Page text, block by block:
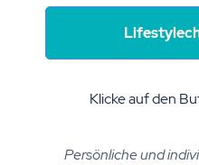
Klicke auf den
Persönliche und